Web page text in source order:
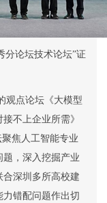
分论坛技术论坛”证
观点论坛《大模型
不上企业所需》
焦人工智能专业
，深入挖掘产业
深圳多所高校建
错配问题作出切